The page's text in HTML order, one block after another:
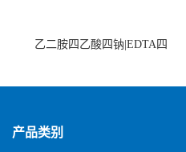
乙二胺四乙酸四钠|EDTA四
产品类别